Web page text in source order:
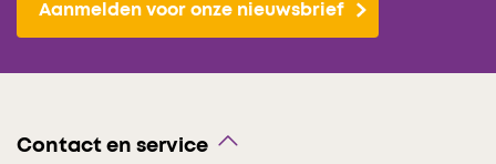
Aanmelden voor onze nieuwsbrief
Contact en service